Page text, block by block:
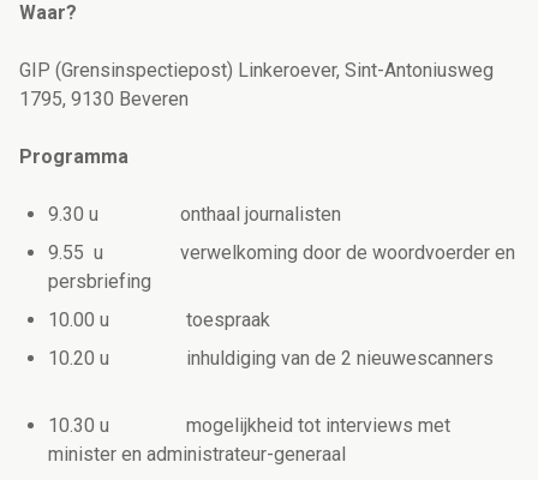
Waar?
GIP (Grensinspectiepost) Linkeroever, Sint-Antoniusweg
1795, 9130 Beveren
Programma
9.30 u onthaal journalisten
9.55 u verwelkoming door de woordvoerder en
persbriefing
10.00 u toespraak
10.20 u
inhuldiging van de 2 nieuwescanners
10.30 u mogelijkheid tot interviews met
minister en administrateur-generaal